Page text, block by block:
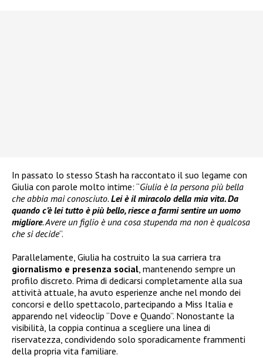
In passato lo stesso Stash ha raccontato il suo legame con
Giulia con parole molto intime: “Giulia è la persona più bella
che abbia mai conosciuto.Lei è il miracolo della mia vita. Da
quando c’è lei tutto è più bello, riesce a farmi sentire un uomo
migliore. Avere un figlio è una cosa stupenda ma non è qualcosa
che si decide”.
Parallelamente, Giulia ha costruito la sua carriera tra
giornalismo e presenza social, mantenendo sempre un
profilo discreto. Prima di dedicarsi completamente alla sua
attività attuale, ha avuto esperienze anche nel mondo dei
concorsi e dello spettacolo, partecipando a Miss Italia e
apparendo nel videoclip “Dove e Quando”. Nonostante la
visibilità, la coppia continua a scegliere una linea di
riservatezza, condividendo solo sporadicamente frammenti
della propria vita familiare.